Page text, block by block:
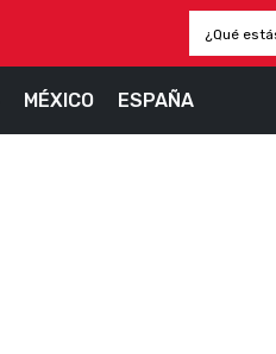
MÉXICO ESPAÑA